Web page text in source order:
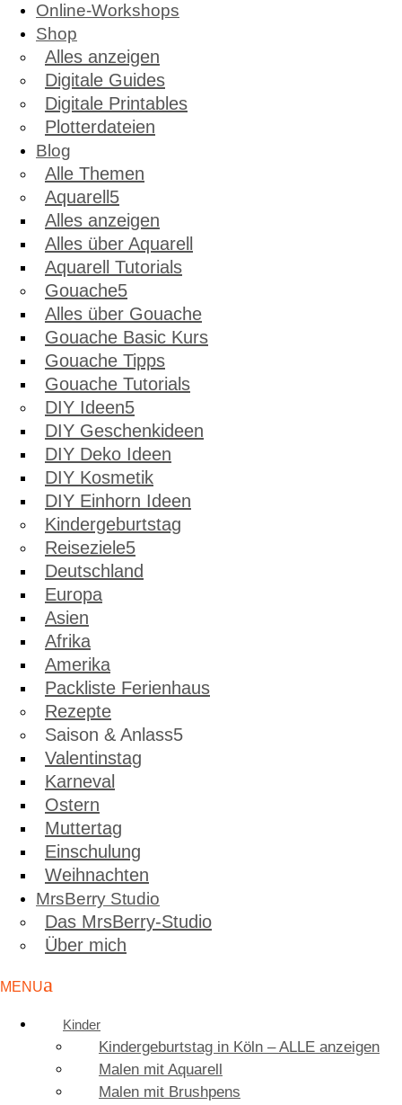
Online-Workshops
Shop
Alles anzeigen
Digitale Guides
Digitale Printables
Plotterdateien
Blog
Alle Themen
Aquarell
Alles anzeigen
Alles über Aquarell
Aquarell Tutorials
Gouache
Alles über Gouache
Gouache Basic Kurs
Gouache Tipps
Gouache Tutorials
DIY Ideen
DIY Geschenkideen
DIY Deko Ideen
DIY Kosmetik
DIY Einhorn Ideen
Kindergeburtstag
Reiseziele
Deutschland
Europa
Asien
Afrika
Amerika
Packliste Ferienhaus
Rezepte
Saison & Anlass
Valentinstag
Karneval
Ostern
Muttertag
Einschulung
Weihnachten
MrsBerry Studio
Das MrsBerry-Studio
Über mich
Kinder
Kindergeburtstag in Köln – ALLE anzeigen
Malen mit Aquarell
Malen mit Brushpens